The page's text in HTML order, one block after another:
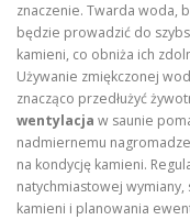
znaczenie. Twarda woda,
będzie prowadzić do
kamieni, co obniża ich
Używanie zmiękczonej
znacząco przedłużyć
wentylacja w saunie
nadmiernemu
na kondycję kamieni.
natychmiastowej
kamieni i planowania